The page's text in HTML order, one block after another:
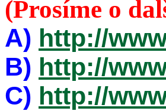
(Prosíme o
A) http://
B) http://
C) http://